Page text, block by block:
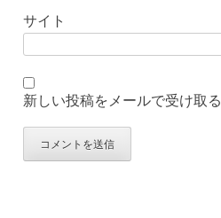
サイト
新しい投稿をメールで受け取る